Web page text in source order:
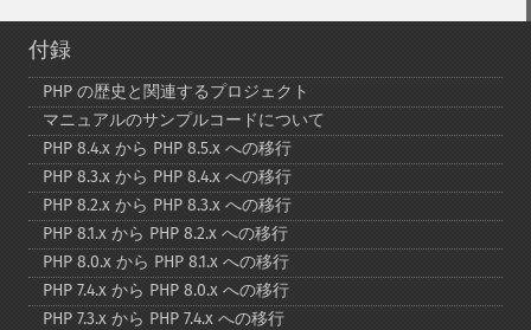
付録
PHP の歴史と関連するプロジェクト
マニュアルのサンプルコードについて
PHP 8.4.x から PHP 8.5.x への移行
PHP 8.3.x から PHP 8.4.x への移行
PHP 8.2.x から PHP 8.3.x への移行
PHP 8.1.x から PHP 8.2.x への移行
PHP 8.0.x から PHP 8.1.x への移行
PHP 7.4.x から PHP 8.0.x への移行
PHP 7.3.x から PHP 7.4.x への移行